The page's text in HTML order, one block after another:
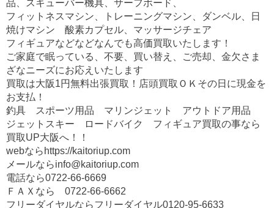
品、スキューバー機具、サーフボード、
フィットネスマシン、トレーニングマシン、ダンベル、日
焼けマシン 酸素カプセル、マッサージチェア
フィギュアなどなどなんでも高価買取いたします！
ご家庭で眠っている、不要、買い替え、ご売却、金欠さま
ざなニーズにお応えいたします
買取は大阪1円無料出張買取！店頭買取ＯＫその日に現金を
お支払！
釣具 スポーツ用品 マリンジェット アウトドア用品
ジェットスキー ロードバイク フィギュア買取の事なら
買取UP大阪へ！！
webならhttps://kaitoriup.com
メールならinfo@kaitoriup.com
電話なら0722-66-6669
ＦＡＸなら 0722-66-6662
フリーダイヤルならフリーダイヤル0120-95-6633